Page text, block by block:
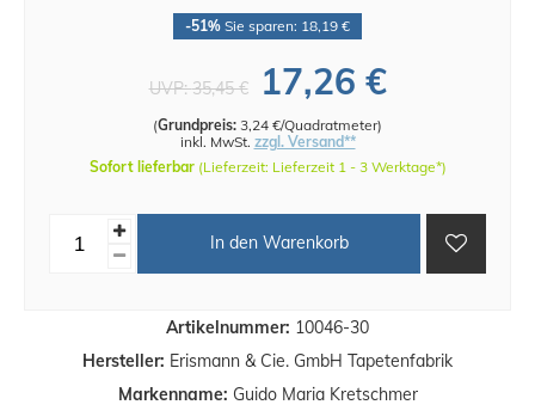
Artikelnummer: 10046-30
Hersteller: Erismann & Cie. GmbH Tapetenfabrik
Markenname: Guido Maria Kretschmer
-51% Sie sparen: 18,19 €
UVP:35,45 € 17,26 €
(Grundpreis: 3,24 €/Quadratmeter)
inkl. MwSt. zzgl. Versand**
Sofort lieferbar (Lieferzeit: Lieferzeit 1 - 3 Werktage*)
In den Warenkorb